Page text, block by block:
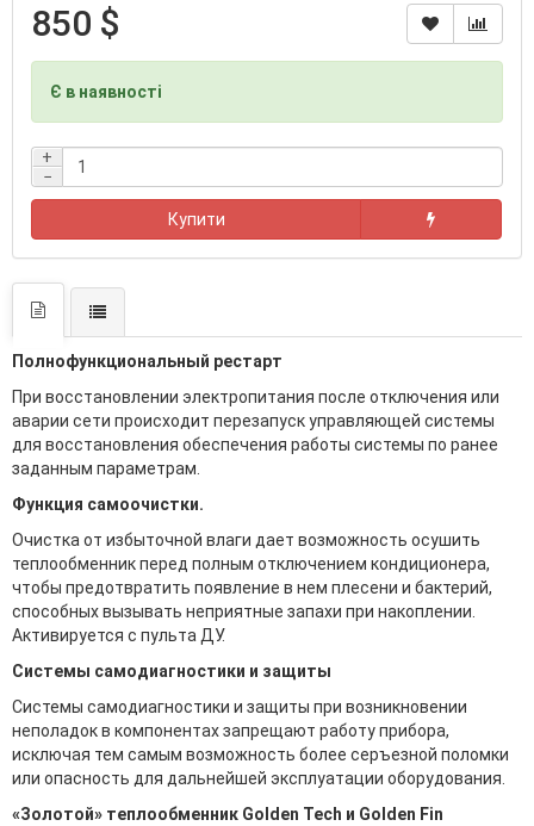
850 $
Є в наявності
+
−
Купити
Полнофункциональный рестарт
При восстановлении электропитания после отключения или
аварии сети происходит перезапуск управляющей системы
для восстановления обеспечения работы системы по ранее
заданным параметрам.
Функция самоочистки.
Очистка от избыточной влаги дает возможность осушить
теплообменник перед полным отключением кондиционера,
чтобы предотвратить появление в нем плесени и бактерий,
способных вызывать неприятные запахи при накоплении.
Активируется с пульта ДУ.
Системы самодиагностики и защиты
Системы самодиагностики и защиты при возникновении
неполадок в компонентах запрещают работу прибора,
исключая тем самым возможность более серъезной поломки
или опасность для дальнейшей эксплуатации оборудования.
«Золотой» теплообменник Golden Tech и Golden Fin